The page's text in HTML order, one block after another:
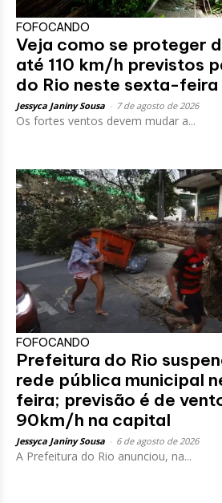
FOFOCANDO
Veja como se proteger
até 110 km/h previstos
do Rio neste sexta-feira
Jessyca Janiny Sousa 7 de agosto de 2026
Os fortes ventos devem mudar a...
FOFOCANDO
Prefeitura do Rio
rede pública municipal
feira; previsão é de
90km/h na capital
Jessyca Janiny Sousa 6 de agosto de 2026
A Prefeitura do Rio anunciou, na...